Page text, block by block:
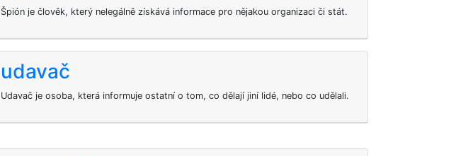
Špión je člověk, který nelegálně získává informace pro nějakou organizaci či stát.
udavač
Udavač je osoba, která informuje ostatní o tom, co dělají jiní lidé, nebo co udělali.